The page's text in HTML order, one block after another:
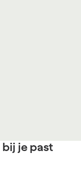
bij je past